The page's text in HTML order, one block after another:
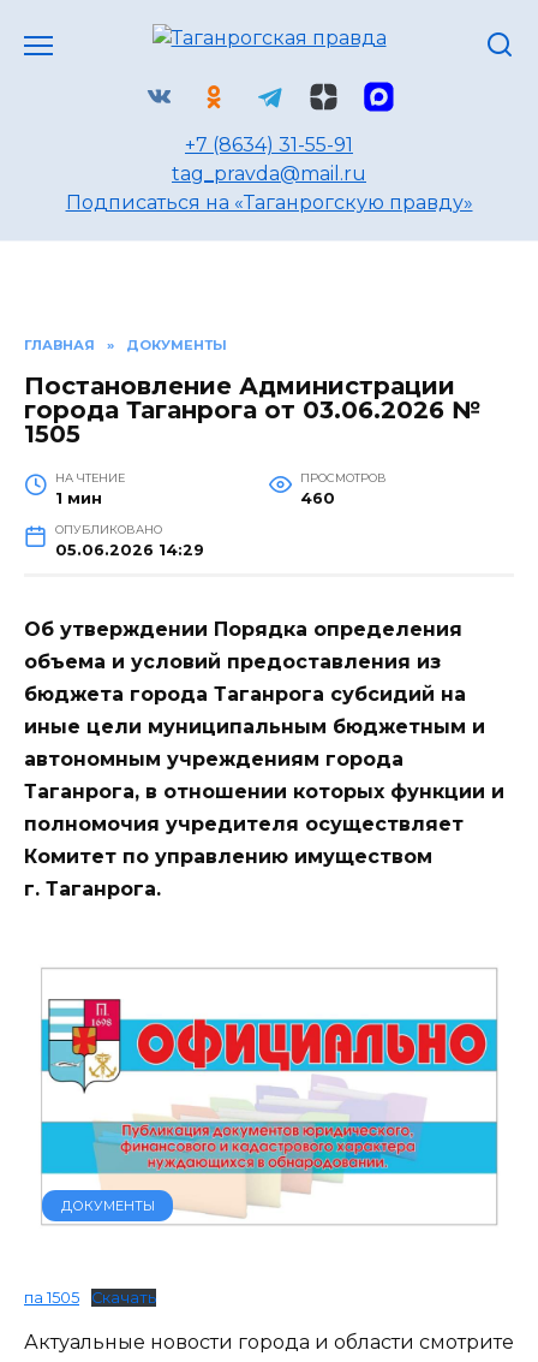
+7 (8634) 31-55-91
tag_pravda@mail.ru
Подписаться на «Таганрогскую правду»
ГЛАВНАЯ » ДОКУМЕНТЫ
Постановление Администрации
города Таганрога от 03.06.2026 №
1505
НА ЧТЕНИЕ
1 мин
ПРОСМОТРОВ
460
ОПУБЛИКОВАНО
05.06.2026 14:29
Об утверждении Порядка определения
объема и условий предоставления из
бюджета города Таганрога субсидий на
иные цели муниципальным бюджетным и
автономным учреждениям города
Таганрога, в отношении которых функции и
полномочия учредителя осуществляет
Комитет по управлению имуществом
г. Таганрога.
ДОКУМЕНТЫ
па 1505 Скачать
Актуальные новости города и области смотрите